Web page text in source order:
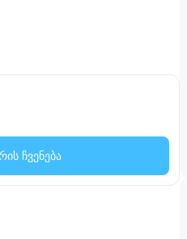
ჩვენება